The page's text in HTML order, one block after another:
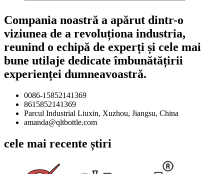
Compania noastră a apărut dintr-o
viziunea de a revoluționa industria,
reunind o echipă de experți și cele mai
bune utilaje dedicate îmbunătățirii
experienței dumneavoastră.
0086-15852141369
8615852141369
Parcul Industrial Liuxin, Xuzhou, Jiangsu, China
amanda@qltbottle.com
cele mai recente știri